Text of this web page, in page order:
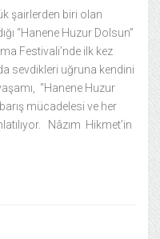
şairlerden biri olan
“Hanene Huzur Dolsun”
Festivali’nde ilk kez
sevdikleri uğruna kendini
“Hanene Huzur
mücadelesi ve her
Nâzım Hikmet’in